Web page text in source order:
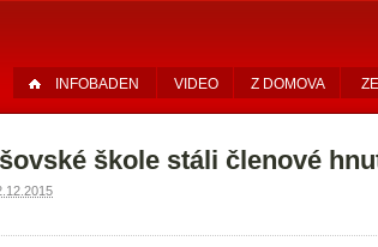
INFOBADEN VIDEO Z DOMOVA
škole stáli členové